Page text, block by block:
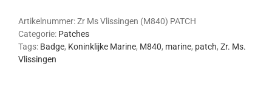
patch
aantal
Artikelnummer:Zr Ms Vlissingen (M840) PATCH
Categorie: Patches
Tags: Badge, Koninklijke Marine, M840, marine, patch, Zr. Ms.
Vlissingen